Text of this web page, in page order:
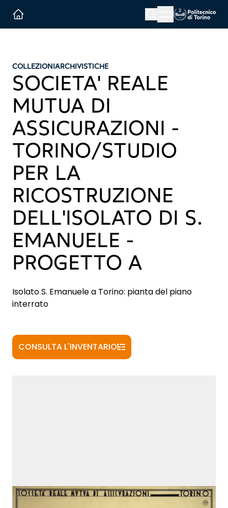
Menu button
COLLEZIONIARCHIVISTICHE
SOCIETA' REALE
MUTUA DI
ASSICURAZIONI -
TORINO/STUDIO
PER LA
RICOSTRUZIONE
DELL'ISOLATO DI S.
EMANUELE -
PROGETTO A
Isolato S. Emanuele a Torino: pianta del piano
interrato
CONSULTA L'INVENTARIO